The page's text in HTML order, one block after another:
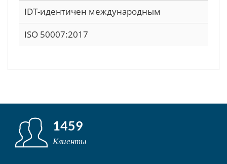
IDT-идентичен международным
ISO 50007:2017
1459
Клиенты